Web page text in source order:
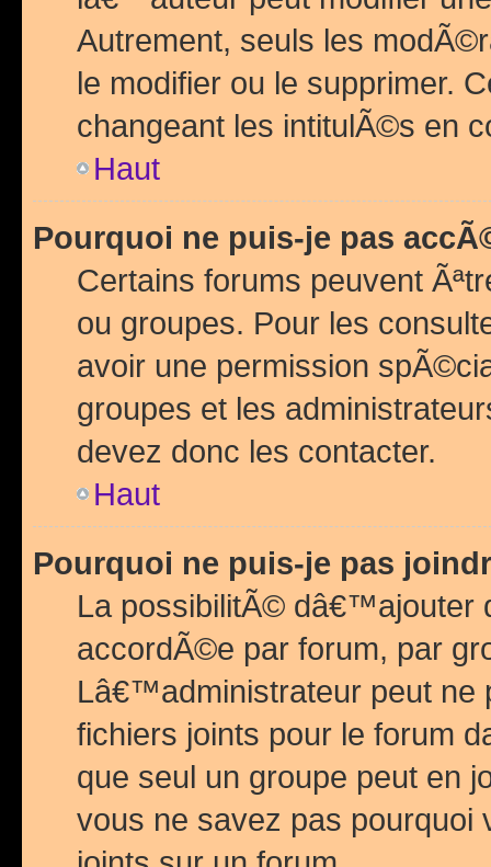
Autrement, seuls les
le modifier ou le supprimer.
changeant les intitulÃ©s en
Haut
Pourquoi ne puis-je pas
Certains forums peuvent
ou groupes. Pour les
avoir une permission
groupes et les
devez donc les contacter.
Haut
Pourquoi ne puis-je pas
La possibilitÃ© dâ€™ajouter
accordÃ©e par forum, par
Lâ€™administrateur peut
fichiers joints pour le forum
que seul un groupe peut en
vous ne savez pas pourquoi